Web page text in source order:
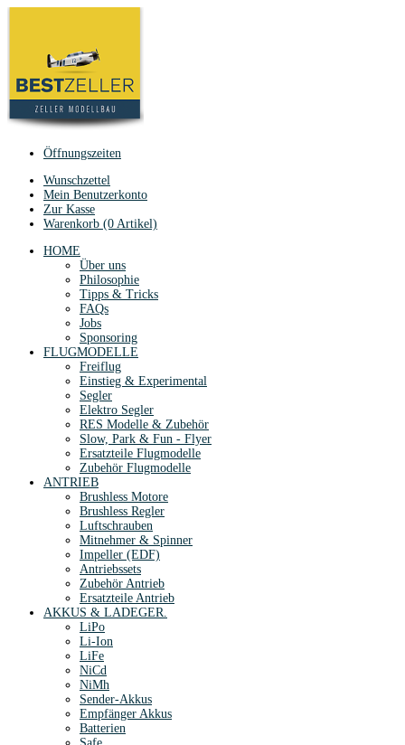
Öffnungszeiten
Wunschzettel
Mein Benutzerkonto
Zur Kasse
Warenkorb (0 Artikel)
HOME
Über uns
Philosophie
Tipps & Tricks
FAQs
Jobs
Sponsoring
FLUGMODELLE
Freiflug
Einstieg & Experimental
Segler
Elektro Segler
RES Modelle & Zubehör
Slow, Park & Fun - Flyer
Ersatzteile Flugmodelle
Zubehör Flugmodelle
ANTRIEB
Brushless Motore
Brushless Regler
Luftschrauben
Mitnehmer & Spinner
Impeller (EDF)
Antriebssets
Zubehör Antrieb
Ersatzteile Antrieb
AKKUS & LADEGER.
LiPo
Li-Ion
LiFe
NiCd
NiMh
Sender-Akkus
Empfänger Akkus
Batterien